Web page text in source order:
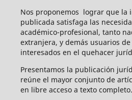
Nos proponemos lograr que la
publicada satisfaga las
académico-profesional, tanto
extranjera, y demás usuarios
interesados en el quehacer
Presentamos la publicación
reúne el mayor conjunto de
en libre acceso a texto completo.